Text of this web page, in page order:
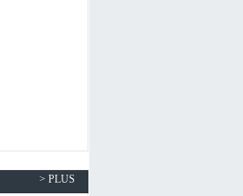
> PLUS